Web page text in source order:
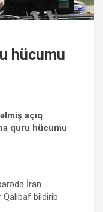
hücumu
açıq
quru hücumu
İran
bildirib.